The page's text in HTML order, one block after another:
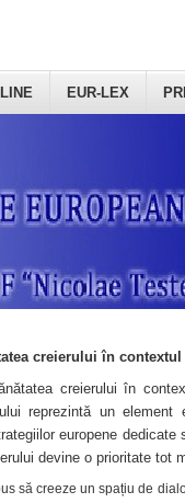
EUR-LEX
creierului în
creierului în
reprezintă un element
europene
devine o prioritate tot
să creeze un spațiu de